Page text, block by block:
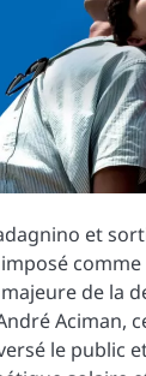
et
imposé
de la
Aciman,
le public